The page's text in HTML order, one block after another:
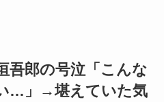
吾郎の号泣「こんな
…」→堪えていた気